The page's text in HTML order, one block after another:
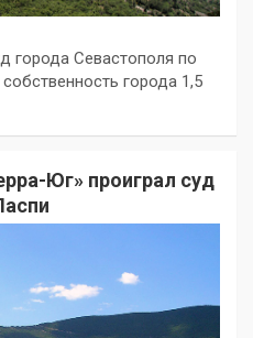
города Севастополя по
города 1,5
Юг» проиграл суд